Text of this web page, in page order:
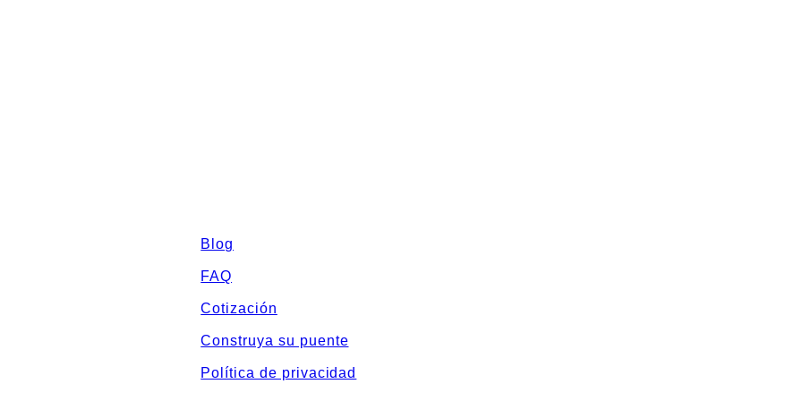
Blog
FAQ
Cotización
Construya su puente
Política de privacidad